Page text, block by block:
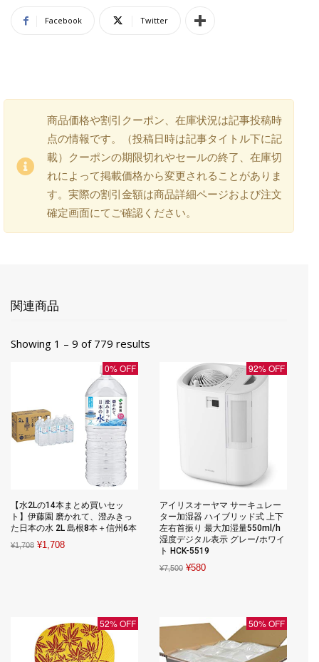
Facebook Twitter
商品価格や割引クーポン、在庫状況は記事投稿時
点の情報です。（投稿日時は記事タイトル下に記
載）クーポンの期限切れやセールの終了、在庫切
れによって掲載価格から変更されることがありま
す。実際の割引金額は商品詳細ページおよび注文
確定画面にてご確認ください。
関連商品
Showing 1 – 9 of 779 results
0% OFF
【水2Lの14本まとめ買いセッ
ト】伊藤園 磨かれて、澄みきっ
た日本の水 2L 島根8本＋信州6本
¥1,708 Original
¥1,708Current
92% OFF
アイリスオーヤマ サーキュレー
ター加湿器 ハイブリッド式 上下
左右首振り 最大加湿量550ml/h
湿度デジタル表示 グレー/ホワイ
ト HCK-5519
¥7,500 Original
¥580Current
52% OFF 50% OFF